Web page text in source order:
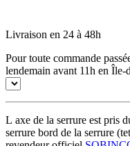
Livraison en 24 à 48h
Pour toute commande
lendemain avant 11h en Île-
L axe de la serrure est pris
serrure bord de la serrure